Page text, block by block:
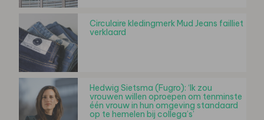
Circulaire kledingmerk Mud Jeans failliet
verklaard
Hedwig Sietsma (Fugro): ‘Ik zou
vrouwen willen oproepen om tenminste
één vrouw in hun omgeving standaard
op te hemelen bij collega’s’